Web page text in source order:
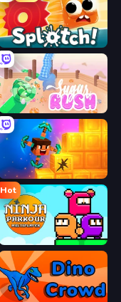
Splotch!
Sugar Rush
Merge & Dig!
Hot
Ninja Parkour Multiplayer